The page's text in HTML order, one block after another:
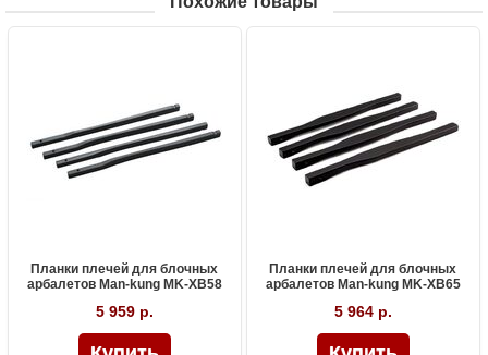
Планки плечей для блочных
арбалетов Man-kung MK-XB58
5 959 р.
Планки плечей для блочных
арбалетов Man-kung MK-XB65
5 964 р.